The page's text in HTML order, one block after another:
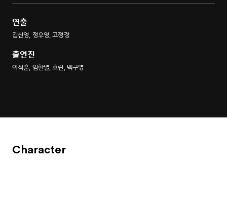
연출
김신영, 정우영, 고정경
출연진
이석훈, 임한별, 효린, 백구영
Character